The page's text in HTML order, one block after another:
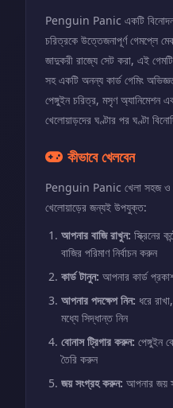
Penguin Panic একটি
চরিত্রকে উত্তেজনাপূর্ণ গেমপ্লে
জাদুকরী রাজ্যে সেট করা, এই
সহ একটি অনন্য কার্ড গেমিং
পেঙ্গুইন চরিত্র, মসৃণ অ্যানিমেশন
খেলোয়াড়দের ঘণ্টার পর ঘণ্টা
কীভাবে খেলবেন
Penguin Panic খেলা সহজ ও
খেলোয়াড়ের জন্যই উপযুক্ত:
আপনার বাজি রাখুন: স্ক্রিনের
বাজির পরিমাণ নির্বাচন করুন
কার্ড টানুন: আপনার কার্ড
আপনার পদক্ষেপ নিন: ধরে
মধ্যে সিদ্ধান্ত নিন
বোনাস ট্রিগার করুন: পেঙ্গুইন
তৈরি করুন
জয় সংগ্রহ করুন: আপনার জয়